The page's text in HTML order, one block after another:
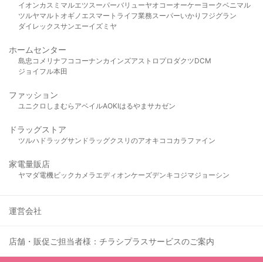
イオンカスミ マルエツスーパーバリューヤオコーオーケー ヨークベニマル
ツルヤマルト オギノ エスマート ライフ業務スーパーいかり フジグラン
ダイレックスサンエーイズミヤ
ホームセンター
島忠 コメリ ナフコ コーナンカインズアストロプロダクツDCM
ジョイフル本田
ファッション
ユニクロ しまむら アベイルAOKIはるやま サカゼン
ドラッグストア
ツルハドラッグサンドラッグクスリのアオキ ココカラファイン
家電量販店
ヤマダ電機ビックカメラ エディオンケーズデンキ コジマジョーシン
運営会社
店舗・販促ご担当者様：チラシプラスサービスのご案内